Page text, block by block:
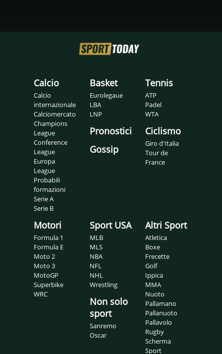
Calcio
Calcio
internazionale
Calciomercato
Champions
League
Conference
League
Europa
League
Probabili
formazioni
Serie A
Serie B
Basket
Eurolegaue
LBA
LNP
Pronostici
Gossip
Tennis
ATP
Padel
WTA
Ciclismo
Giro d'Italia
Tour de
France
Motori
Formula 1
Formula E
Moto 2
Moto 3
MotoGP
Superbike
WRC
Sport USA
MLB
MLS
NBA
NFL
NHL
Wrestling
Non solo
sport
Sanremo
Oscar
Altri Sport
Atletica
Boxe
Frecette
Golf
Ippica
MMA
Nuoto
Pallamano
Pallanuoto
Pallavolo
Rugby
Scherma
Sport